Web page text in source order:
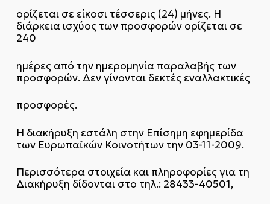
ορίζεται σε είκοσι τέσσερις (24) μήνες. Η
διάρκεια ισχύος των προσφορών ορίζεται σε
240
ημέρες από την ημερομηνία παραλαβής των
προσφορών. Δεν γίνονται δεκτές εναλλακτικές
προσφορές.
Η διακήρυξη εστάλη στην Επίσημη εφημερίδα
των Ευρωπαϊκών Κοινοτήτων την 03-11-2009.
Περισσότερα στοιχεία και πληροφορίες για τη
Διακήρυξη δίδονται στο τηλ.: 28433-40501,